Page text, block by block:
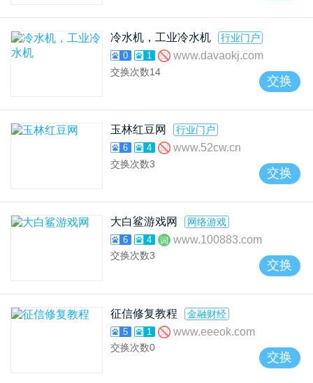
冷水机，工业冷水机 行业门户
0 1 www.davaokj.com
交换次数14
交换
玉林红豆网 行业门户
6 4 www.52cw.cn
交换次数3
交换
大白鲨游戏网 网络游戏
6 4 www.100883.com
交换次数3
交换
征信修复教程 金融财经
5 1 www.eeeok.com
交换次数0
交换